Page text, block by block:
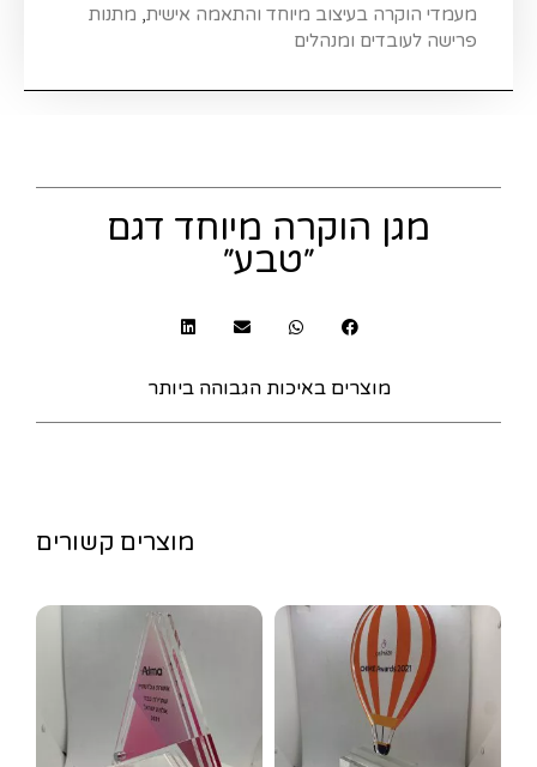
מעמדי הוקרה בעיצוב מיוחד והתאמה אישית, מתנות
פרישה לעובדים ומנהלים
מגן הוקרה מיוחד דגם
״טבע״
מוצרים באיכות הגבוהה ביותר
מוצרים קשורים